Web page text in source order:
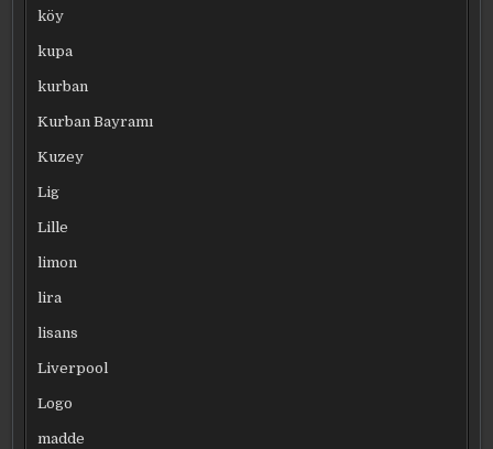
köy
kupa
kurban
Kurban Bayramı
Kuzey
Lig
Lille
limon
lira
lisans
Liverpool
Logo
madde